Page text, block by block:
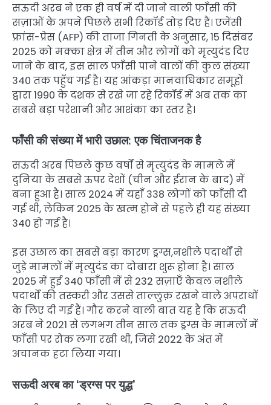
सऊदी अरब ने एक ही वर्ष में दी जाने वाली फाँसी की
सज़ाओं के अपने पिछले सभी रिकॉर्ड तोड़ दिए हैं। एजेंसी
फ्रांस-प्रेस (AFP) की ताजा गिनती के अनुसार, 15 दिसंबर
2025 को मक्का क्षेत्र में तीन और लोगों को मृत्युदंड दिए
जाने के बाद, इस साल फाँसी पाने वालों की कुल संख्या
340 तक पहुँच गई है। यह आंकड़ा मानवाधिकार समूहों
द्वारा 1990 के दशक से रखे जा रहे रिकॉर्ड में अब तक का
सबसे बड़ा परेशानी और आशंका का स्तर है।
फाँसी की संख्या में भारी उछाल: एक चिंताजनक है
सऊदी अरब पिछले कुछ वर्षों से मृत्युदंड के मामले में
दुनिया के सबसे ऊपर देशों (चीन और ईरान के बाद) में
बना हुआ है। साल 2024 में यहाँ 338 लोगों को फाँसी दी
गई थी, लेकिन 2025 के खत्म होने से पहले ही यह संख्या
340 हो गई है।
इस उछाल का सबसे बड़ा कारण ड्रग्स,नशीले पदार्थों से
जुड़े मामलों में मृत्युदंड का दोबारा शुरू होना है। साल
2025 में हुई 340 फाँसी में से 232 सज़ाएँ केवल नशीले
पदार्थों की तस्करी और उससे ताल्लुक़ रखने वाले अपराधों
के लिए दी गई हैं। गौर करने वाली बात यह है कि सऊदी
अरब ने 2021 से लगभग तीन साल तक ड्रग्स के मामलों में
फाँसी पर रोक लगा रखी थी, जिसे 2022 के अंत में
अचानक हटा लिया गया।
सऊदी अरब का ‘ड्रग्स पर युद्ध’